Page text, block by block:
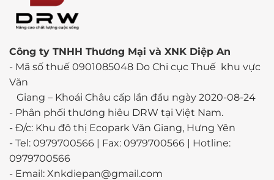
Công ty TNHH Thương Mại và XNK Diệp An
- Mã số thuế 0901085048 Do Chi cục Thuế khu vực
Văn
Giang – Khoái Châu cấp lần đầu ngày 2020-08-24
- Phân phối thương hiêu DRW tại Việt Nam.
- Đ/c: Khu đô thị Ecopark Văn Giang, Hưng Yên
- Tel: 0979700566 | Fax: 0979700566 | Hotline:
0979700566
- Email: Xnkdiepan@gmail.com